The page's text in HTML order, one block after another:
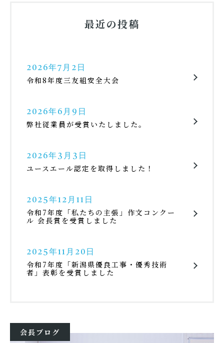
最近の投稿
2026年7月2日
令和8年度三友組安全大会
2026年6月9日
弊社従業員が受賞いたしました。
2026年3月3日
ユースエール認定を取得しました！
2025年12月11日
令和7年度「私たちの主張」作文コンクー
ル 会長賞を受賞しました
2025年11月20日
令和7年度「新潟県優良工事・優秀技術
者」表彰を受賞しました
会長ブログ